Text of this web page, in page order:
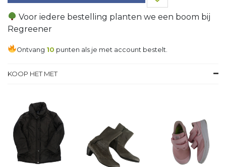
Voor iedere bestelling planten we een boom bij
Regreener
Ontvang 10 punten als je met account bestelt.
KOOP HET MET